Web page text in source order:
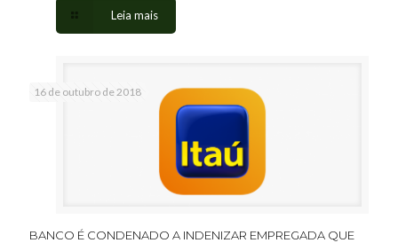
Leia mais
16 de outubro de 2018
BANCO É CONDENADO A INDENIZAR EMPREGADA QUE